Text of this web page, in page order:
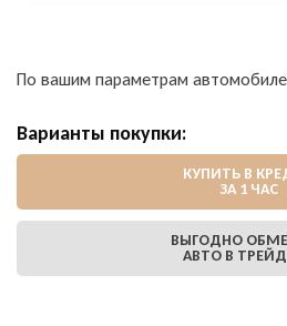
По вашим параметрам
Варианты покупки:
КУПИТЬ В
ЗА 1 ЧАС
ВЫГОДНО
АВТО В